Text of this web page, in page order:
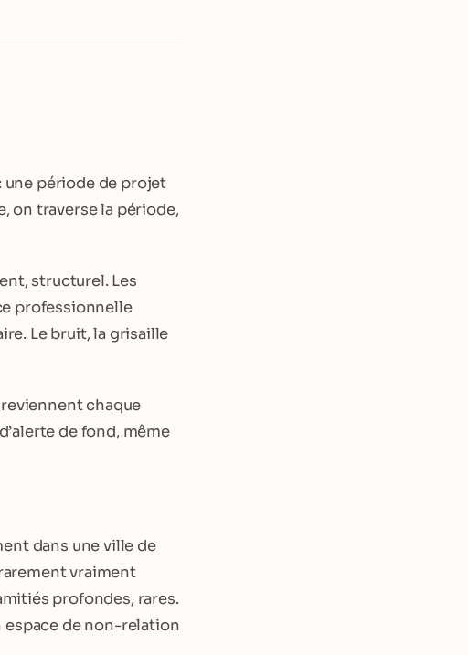
une période de projet
on traverse la période,
structurel. Les
professionnelle
Le bruit, la grisaille
chaque
de fond, même
dans une ville de
vraiment
profondes, rares.
espace de non-relation